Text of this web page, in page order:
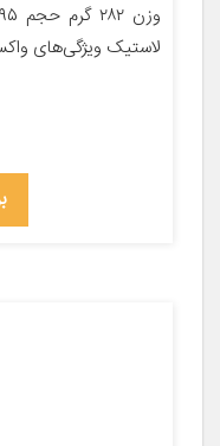
لاستیک ویژگی‌های